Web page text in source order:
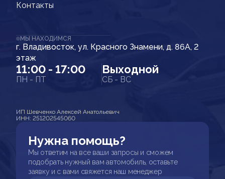
Контакты
МЫ НАХОДИМСЯ
г. Владивосток, ул. Красного Знамени, д. 86А, 2
этаж
11:00 - 17:00
ПН - ПТ
Выходной
СБ - ВС
ИП Шевченко Алексей Анатольевич
ИНН: 251202545060
Нужна помощь?
Мы ответим на все ваши запросы и сможем
подобрать нужный вам автомобиль, оставьте
заявку и с вами свяжется наш менеджер